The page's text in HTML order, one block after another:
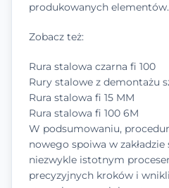
produkowanych elementów.
Zobacz też:
Rura stalowa czarna fi 100
Rury stalowe z demontażu
Rura stalowa fi 15 MM
Rura stalowa fi 100 6M
W podsumowaniu,
nowego spoiwa w
niezwykle istotnym
precyzyjnych kroków i